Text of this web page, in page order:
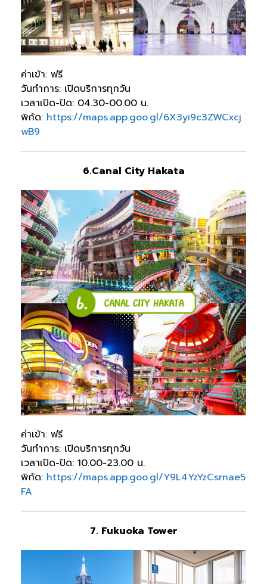
ค่าเข้า: ฟรี
วันทำการ: เปิดบริการทุกวัน
เวลาเปิด-ปิด: 04.30-00.00 น.
พิกัด: https://maps.app.goo.gl/6X3yi9c3ZWCxcj
wB9
6.Canal City Hakata
ค่าเข้า: ฟรี
วันทำการ: เปิดบริการทุกวัน
เวลาเปิด-ปิด: 10.00-23.00 น.
พิกัด: https://maps.app.goo.gl/Y9L4YzYzCsrnae5
FA
7. Fukuoka Tower